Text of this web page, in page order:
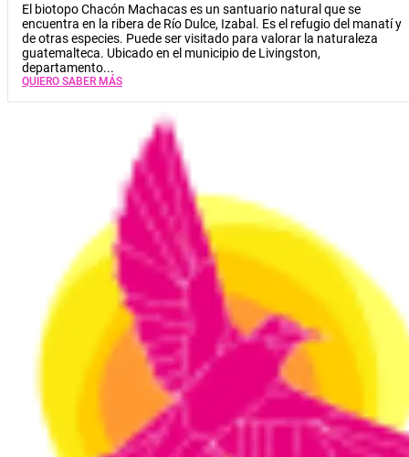
El biotopo Chacón Machacas es un santuario natural que se
encuentra en la ribera de Río Dulce, Izabal. Es el refugio del manatí y
de otras especies. Puede ser visitado para valorar la naturaleza
guatemalteca. Ubicado en el municipio de Livingston,
departamento...
QUIERO SABER MÁS